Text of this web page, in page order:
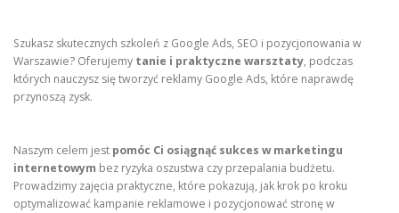
Szukasz skutecznych szkoleń z Google Ads, SEO i pozycjonowania w
Warszawie? Oferujemy tanie i praktyczne warsztaty, podczas
których nauczysz się tworzyć reklamy Google Ads, które naprawdę
przynoszą zysk.
Naszym celem jest pomóc Ci osiągnąć sukces w marketingu
internetowym bez ryzyka oszustwa czy przepalania budżetu.
Prowadzimy zajęcia praktyczne, które pokazują, jak krok po kroku
optymalizować kampanie reklamowe i pozycjonować stronę w